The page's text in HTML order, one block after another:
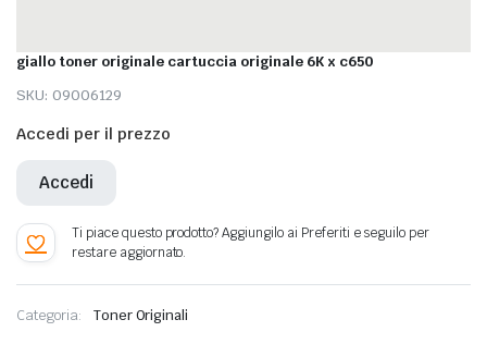
giallo toner originale cartuccia originale 6K x c650
SKU: 09006129
Accedi per il prezzo
Accedi
Categoria: Toner Originali